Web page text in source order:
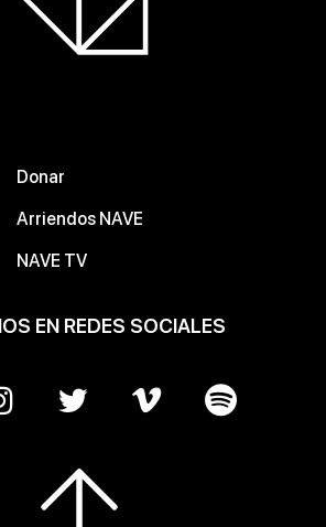
Donar
Arriendos NAVE
NAVE TV
EN REDES SOCIALES